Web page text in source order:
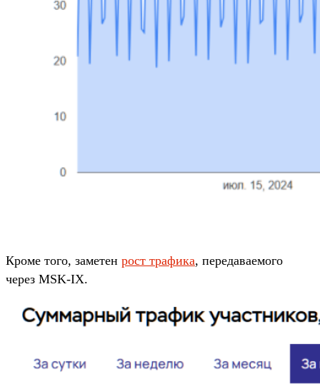
Кроме того, заметен рост трафика, передаваемого
через MSK-IX.